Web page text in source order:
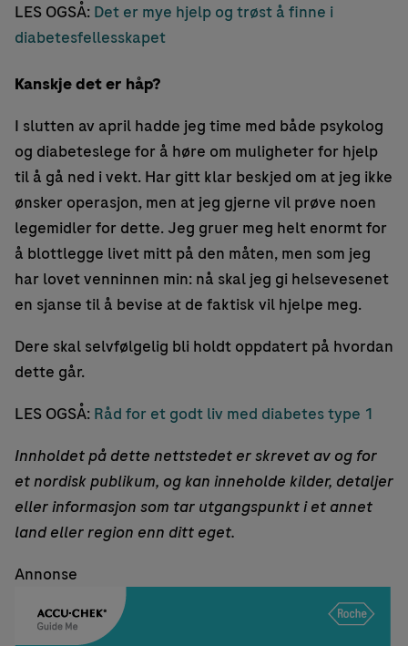
LES OGSÅ: Det er mye hjelp og trøst å finne i
diabetesfellesskapet
Kanskje det er håp?
I slutten av april hadde jeg time med både psykolog
og diabeteslege for å høre om muligheter for hjelp
til å gå ned i vekt. Har gitt klar beskjed om at jeg ikke
ønsker operasjon, men at jeg gjerne vil prøve noen
legemidler for dette. Jeg gruer meg helt enormt for
å blottlegge livet mitt på den måten, men som jeg
har lovet venninnen min: nå skal jeg gi helsevesenet
en sjanse til å bevise at de faktisk vil hjelpe meg.
Dere skal selvfølgelig bli holdt oppdatert på hvordan
dette går.
LES OGSÅ: Råd for et godt liv med diabetes type 1
Innholdet på dette nettstedet er skrevet av og for
et nordisk publikum, og kan inneholde kilder, detaljer
eller informasjon som tar utgangspunkt i et annet
land eller region enn ditt eget.
Annonse